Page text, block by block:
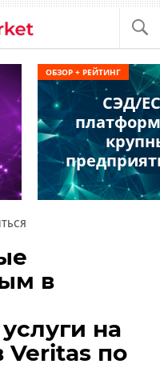
в
на
Veritas по
СЭД/
ОБЗОР + РЕЙТИНГ